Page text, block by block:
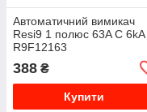
Автоматичний вимикач
Resi9 1 полюс 63A C 6kA
R9F12163
388 ₴
Купити